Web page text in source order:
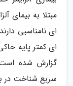
مبتلا به بیمای
ای نامناسبی
ای کمتر پایه
گزارش شده
سریع شناخت در